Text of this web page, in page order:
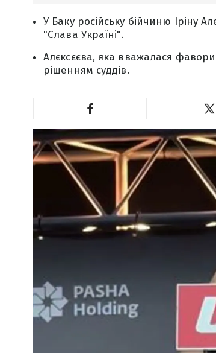
У Баку російську бійчиню Іріну
"Слава Україні".
Алєксєєва, яка вважалася
рішенням суддів.